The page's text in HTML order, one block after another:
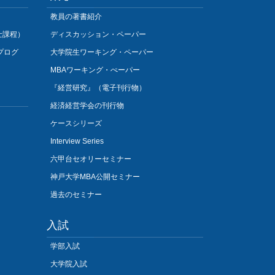
程）
ログ
教員の著書紹介
ディスカッション・ペーパー
大学院生ワーキング・ペーパー
MBAワーキング・ぺーパー
『経営研究』（電子刊行物）
経済経営学会の刊行物
ケースシリーズ
Interview Series
六甲台セオリーセミナー
神戸大学MBA公開セミナー
過去のセミナー
入試
学部入試
大学院入試